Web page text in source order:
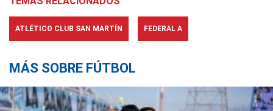
ATLÉTICO CLUB SAN MARTÍN FEDERAL A
MÁS SOBRE FÚTBOL